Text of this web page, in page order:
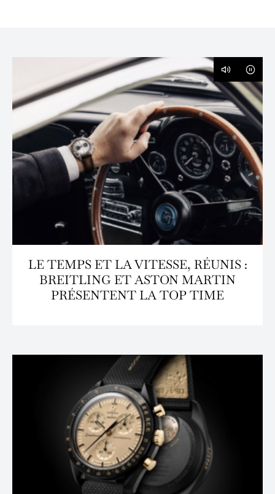
LE TEMPS ET LA VITESSE, RÉUNIS :
BREITLING ET ASTON MARTIN
PRÉSENTENT LA TOP TIME